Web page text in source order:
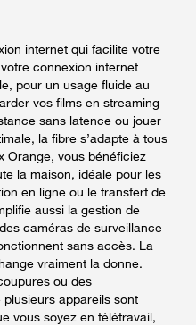
internet qui facilite votre
connexion internet
pour un usage fluide au
vos films en streaming
sans latence ou jouer
la fibre s’adapte à tous
Orange, vous bénéficiez
la maison, idéale pour les
en ligne ou le transfert de
aussi la gestion de
caméras de surveillance
sans accès. La
vraiment la donne.
ou des
appareils sont
vous soyez en télétravail,